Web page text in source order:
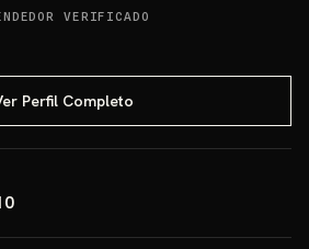
VERIFICADO
Perfil Completo